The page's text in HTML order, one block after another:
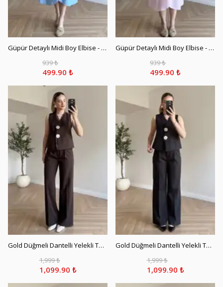
Güpür Detaylı Midi Boy Elbise - Bebe Mavi
939 ₺
499.90 ₺
Güpür Detaylı Midi Boy Elbise - Açık Pembe
939 ₺
499.90 ₺
Gold Düğmeli Dantelli Yelekli Takım - Kahve
1,999 ₺
1,099.90 ₺
Gold Düğmeli Dantelli Yelekli Takım - Siyah
1,999 ₺
1,099.90 ₺